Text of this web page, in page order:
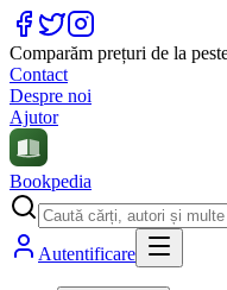
Comparăm prețuri de la
Contact
Despre noi
Ajutor
Bookpedia
Autentificare